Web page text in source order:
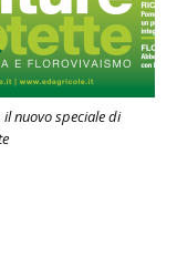
il nuovo speciale di